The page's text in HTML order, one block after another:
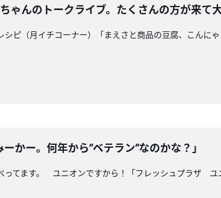
んのトークライブ。たくさんの方が来て大
ピ（月イチコーナー）「まえさと商品の豆腐、こんに
かー。何年から”ベテラン”なのかな？」
てます。 ユニオンですから！「フレッシュプラザ ユ